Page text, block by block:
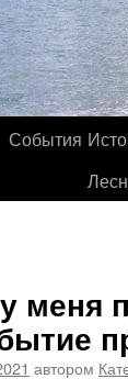
События
меня
автором